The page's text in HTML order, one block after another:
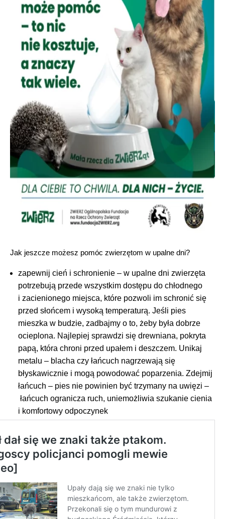
Jak jeszcze możesz pomóc zwierzętom w upalne dni?
zapewnij cień i schronienie – w upalne dni zwierzęta
potrzebują przede wszystkim dostępu do chłodnego
i zacienionego miejsca, które pozwoli im schronić się
przed słońcem i wysoką temperaturą. Jeśli pies
mieszka w budzie, zadbajmy o to, żeby była dobrze
ocieplona. Najlepiej sprawdzi się drewniana, pokryta
papą, która chroni przed upałem i deszczem. Unikaj
metalu – blacha czy łańcuch nagrzewają się
błyskawicznie i mogą powodować poparzenia. Zdejmij
łańcuch – pies nie powinien być trzymany na uwięzi –
łańcuch ogranicza ruch, uniemożliwia szukanie cienia
i komfortowy odpoczynek